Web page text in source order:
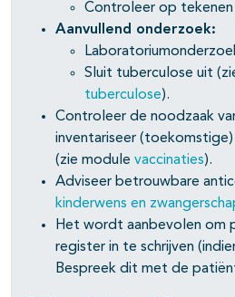
Controleer op
Aanvullend onderzoek:
Sluit tuberculose uit
tuberculose).
Controleer de noodzaak
inventariseer
(zie module vaccinaties).
Adviseer betrouwbare
kinderwens en
Het wordt aanbevolen om
register in te schrijven
Bespreek dit met de